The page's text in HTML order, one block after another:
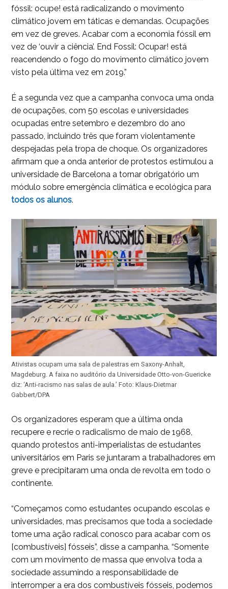
fóssil: ocupe! está radicalizando o movimento
climático jovem em táticas e demandas. Ocupações
em vez de greves. Acabar com a economia fóssil em
vez de ‘ouvir a ciência’. End Fossil: Ocupar! está
reacendendo o fogo do movimento climático jovem
visto pela última vez em 2019.”
É a segunda vez que a campanha convoca uma onda
de ocupações, com 50 escolas e universidades
ocupadas entre setembro e dezembro do ano
passado, incluindo três que foram violentamente
despejadas pela tropa de choque. Os organizadores
afirmam que a onda anterior de protestos estimulou a
universidade de Barcelona a tornar obrigatório um
módulo sobre emergência climática e ecológica para
todos os alunos.
Ativistas ocupam uma sala de palestras em Saxony-Anhalt,
Magdeburg. A faixa no auditório da Universidade Otto-von-Guericke
diz: ‘Anti-racismo nas salas de aula.’ Foto: Klaus-Dietmar
Gabbert/DPA
Os organizadores esperam que a última onda
recupere e recrie o radicalismo de maio de 1968,
quando protestos anti-imperialistas de estudantes
universitários em Paris se juntaram a trabalhadores em
greve e precipitaram uma onda de revolta em todo o
continente.
“Começamos como estudantes ocupando escolas e
universidades, mas precisamos que toda a sociedade
tome uma ação radical conosco para acabar com os
[combustíveis] fósseis”, disse a campanha. “Somente
com um movimento de massa que envolva toda a
sociedade assumindo a responsabilidade de
interromper a era dos combustíveis fósseis, podemos